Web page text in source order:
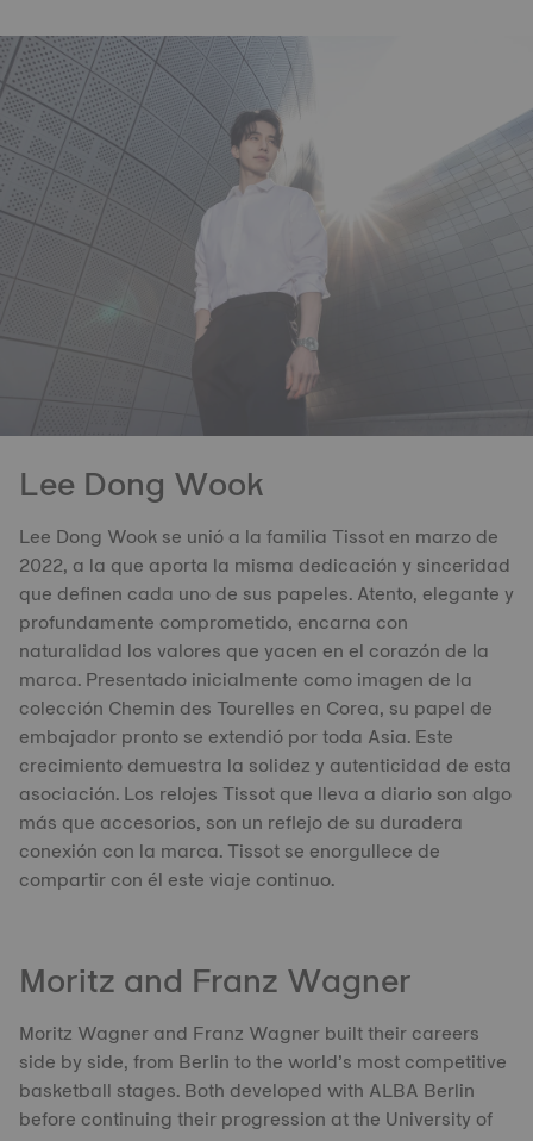
Lee Dong Wook
Lee Dong Wook se unió a la familia Tissot en marzo de
2022, a la que aporta la misma dedicación y sinceridad
que definen cada uno de sus papeles. Atento, elegante y
profundamente comprometido, encarna con
naturalidad los valores que yacen en el corazón de la
marca. Presentado inicialmente como imagen de la
colección Chemin des Tourelles en Corea, su papel de
embajador pronto se extendió por toda Asia. Este
crecimiento demuestra la solidez y autenticidad de esta
asociación. Los relojes Tissot que lleva a diario son algo
más que accesorios, son un reflejo de su duradera
conexión con la marca. Tissot se enorgullece de
compartir con él este viaje continuo.
Moritz and Franz Wagner
Moritz Wagner and Franz Wagner built their careers
side by side, from Berlin to the world’s most competitive
basketball stages. Both developed with ALBA Berlin
before continuing their progression at the University of